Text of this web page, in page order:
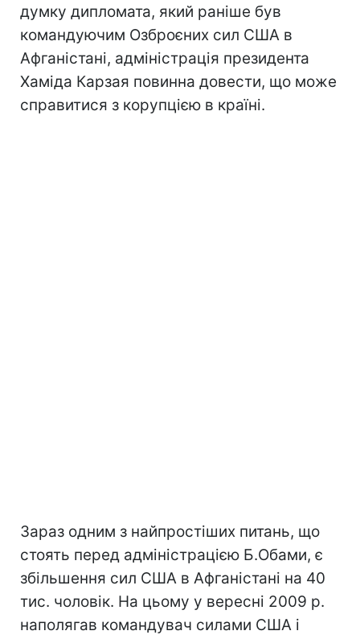
думку дипломата, який раніше був
командуючим Озброєних сил США в
Афганістані, адміністрація президента
Хаміда Карзая повинна довести, що може
справитися з корупцією в країні.
Зараз одним з найпростіших питань, що
стоять перед адміністрацією Б.Обами, є
збільшення сил США в Афганістані на 40
тис. чоловік. На цьому у вересні 2009 р.
наполягав командувач силами США і